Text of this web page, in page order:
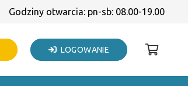
Godziny otwarcia: pn-sb: 08.00-19.00
LOGOWANIE